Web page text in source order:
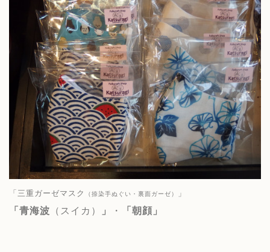
「三重ガーゼマスク （捺染手ぬぐい・裏面ガーゼ） 」
「青海波 （スイカ） 」 ・ 「朝顔」